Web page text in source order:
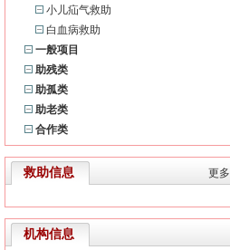
小儿疝气救助
白血病救助
一般项目
助残类
助孤类
助老类
合作类
更多
救助信息
机构信息